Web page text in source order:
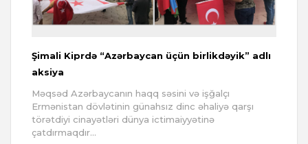
Şimali Kiprdə “Azərbaycan üçün birlikdəyik” adlı
aksiya
Məqsəd Azərbaycanın haqq səsini və işğalçı
Ermənistan dövlətinin günahsız dinc əhaliyə qarşı
törətdiyi cinayətləri dünya ictimaiyyətinə
çatdırmaqdır...